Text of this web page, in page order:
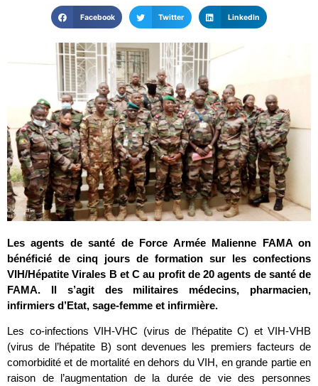
Facebook Twitter LinkedIn
Les agents de santé de Force Armée Malienne FAMA on
bénéficié de cinq jours de formation sur les confections
VIH/Hépatite Virales B et C au profit de 20 agents de santé de
FAMA. Il s’agit des militaires médecins, pharmacien,
infirmiers d’Etat, sage-femme et infirmière.
Les co-infections VIH-VHC (virus de l’hépatite C) et VIH-VHB
(virus de l’hépatite B) sont devenues les premiers facteurs de
comorbidité et de mortalité en dehors du VIH, en grande partie en
raison de l’augmentation de la durée de vie des personnes